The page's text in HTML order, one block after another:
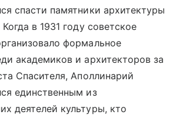
спасти памятники архитектуры
в 1931 году советское
формальное
академиков и архитекторов за
Спасителя, Аполлинарий
единственным из
деятелей культуры, кто